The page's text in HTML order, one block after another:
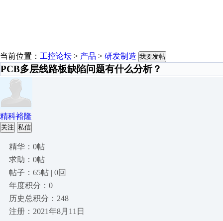
当前位置： 工控论坛 > 产品 > 研发制造 我要发帖
PCB多层线路板缺陷问题有什么分析？
精科裕隆
关注 私信
精华：0帖
求助：0帖
帖子：65帖 | 0回
年度积分：0
历史总积分：248
注册：2021年8月11日